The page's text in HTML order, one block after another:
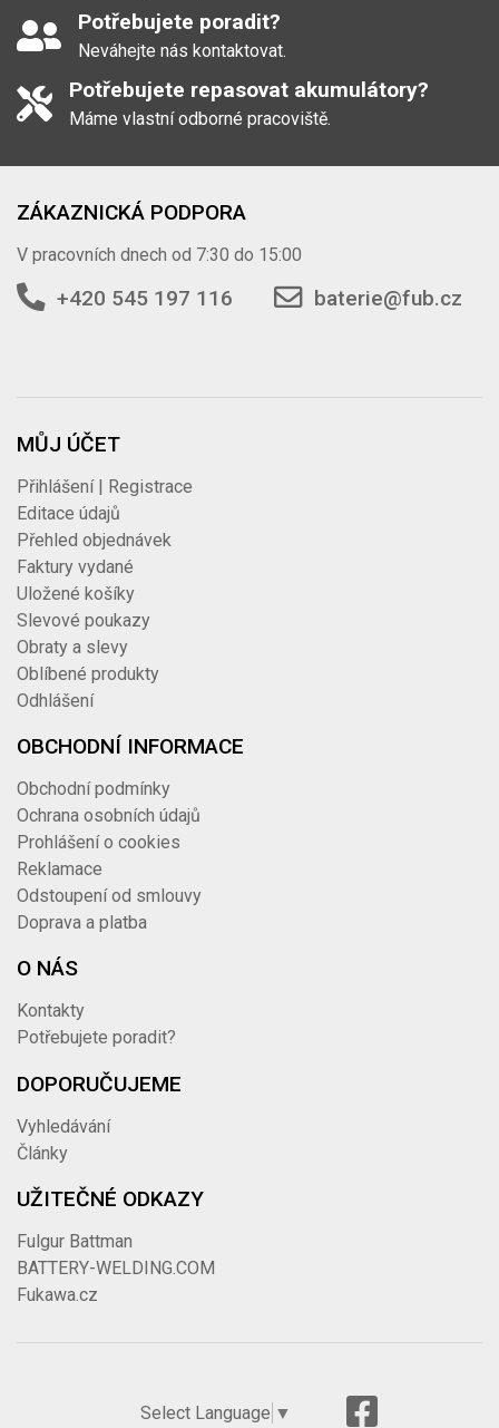
Potřebujete poradit?
Neváhejte nás kontaktovat.
Potřebujete repasovat akumulátory?
Máme vlastní odborné pracoviště.
ZÁKAZNICKÁ PODPORA
V pracovních dnech od 7:30 do 15:00
+420 545 197 116 baterie@fub.cz
MŮJ ÚČET
Přihlášení | Registrace
Editace údajů
Přehled objednávek
Faktury vydané
Uložené košíky
Slevové poukazy
Obraty a slevy
Oblíbené produkty
Odhlášení
OBCHODNÍ INFORMACE
Obchodní podmínky
Ochrana osobních údajů
Prohlášení o cookies
Reklamace
Odstoupení od smlouvy
Doprava a platba
O NÁS
Kontakty
Potřebujete poradit?
DOPORUČUJEME
Vyhledávání
Články
UŽITEČNÉ ODKAZY
Fulgur Battman
BATTERY-WELDING.COM
Fukawa.cz
Select Language ▼